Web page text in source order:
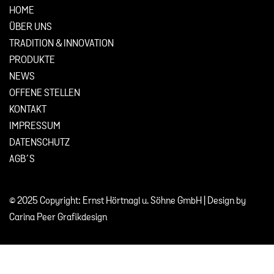
HOME
ÜBER UNS
TRADITION & INNOVATION
PRODUKTE
NEWS
OFFENE STELLEN
KONTAKT
IMPRESSUM
DATENSCHUTZ
AGB´S
© 2025 Copyright: Ernst Hörtnagl u. Söhne GmbH | Design by
Carina Peer Grafikdesign